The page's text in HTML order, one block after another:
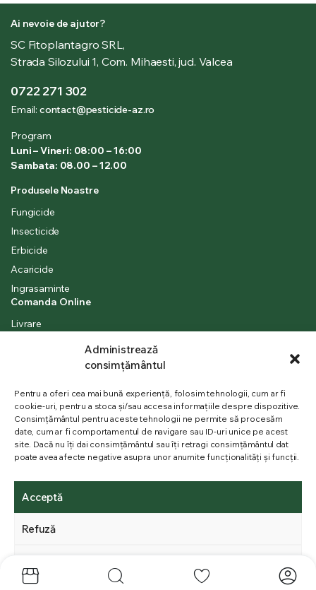
Administrează
consimțământul
Pentru a oferi cea mai bună experiență, folosim tehnologii, cum ar fi
cookie-uri, pentru a stoca și/sau accesa informațiile despre dispozitive.
Consimțământul pentru aceste tehnologii ne permite să procesăm
date, cum ar fi comportamentul de navigare sau ID-uri unice pe acest
site. Dacă nu îți dai consimțământul sau îți retragi consimțământul dat
poate avea afecte negative asupra unor anumite funcționalități și funcții.
Acceptă
Refuză
Ai nevoie de ajutor?
SC Fitoplantagro SRL,
Strada Silozului 1, Com. Mihaesti, jud. Valcea
0722 271 302
Email: contact@pesticide-az.ro
Program
Luni – Vineri: 08:00 – 16:00
Sambata: 08.00 – 12.00
Produsele Noastre
Fungicide
Insecticide
Erbicide
Acaricide
Ingrasaminte
Comanda Online
Livrare
Finalizare comanda
Informatii Utile
Politica de Confidentialitate
Termeni si Conditii
Copyright 2025 ©Toate drepturile rezervate. Realizat de Agenția
Fortin